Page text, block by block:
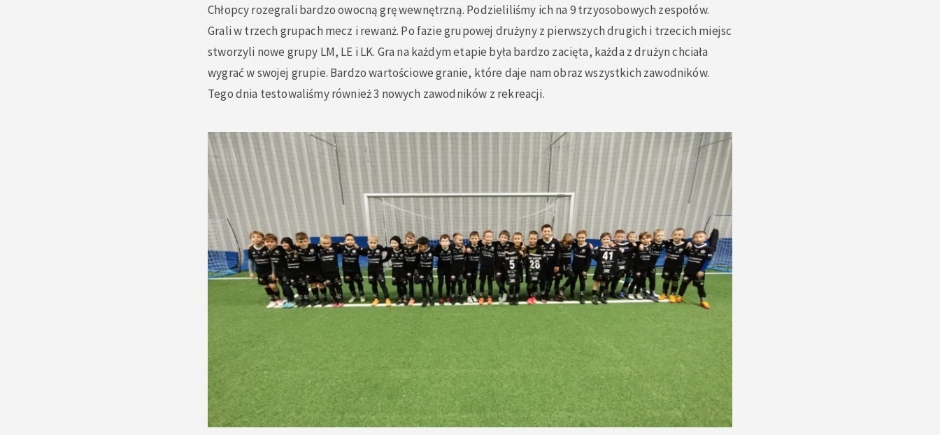
Chłopcy rozegrali bardzo owocną grę wewnętrzną. Podzieliliśmy ich na 9 trzyosobowych zespołów.
Grali w trzech grupach mecz i rewanż. Po fazie grupowej drużyny z pierwszych drugich i trzecich miejsc
stworzyli nowe grupy LM, LE i LK. Gra na każdym etapie była bardzo zacięta, każda z drużyn chciała
wygrać w swojej grupie. Bardzo wartościowe granie, które daje nam obraz wszystkich zawodników.
Tego dnia testowaliśmy również 3 nowych zawodników z rekreacji.